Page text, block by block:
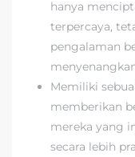
hanya
terpercaya,
pengalaman
Memiliki
memberikan
mereka yang
secara lebih